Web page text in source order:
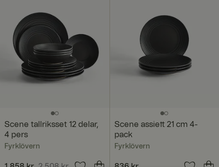
Scene tallriksset 12 delar,
4 pers
Fyrklövern
Scene assiett 21 cm 4-
pack
Fyrklövern